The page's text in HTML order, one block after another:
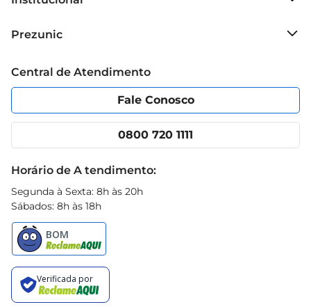
Grupo Cencosud
Política de Privacidade
Portal do fornecedor
Cencosud Media
Prezunic
Código de Ética
App Prezunic
Central de Atendimento
Fale Conosco
0800 720 1111
Horário de A tendimento:
Segunda à Sexta: 8h às 20h
Sábados: 8h às 18h